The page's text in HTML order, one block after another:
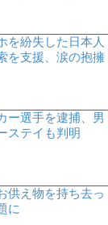
を紛失した日本人
を支援、涙の抱擁
ー選手を逮捕、男
ステイも判明
供え物を持ち去っ
に